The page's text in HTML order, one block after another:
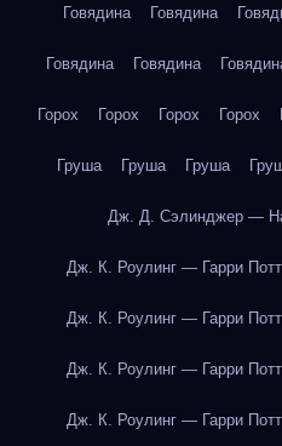
Говядина Говядина
Говядина Говядина
Горох Горох Горох Горох
Груша Груша Груша
Дж. Д. Сэлинджер —
Дж. К. Роулинг — Гарри
Дж. К. Роулинг — Гарри
Дж. К. Роулинг — Гарри
Дж. К. Роулинг — Гарри